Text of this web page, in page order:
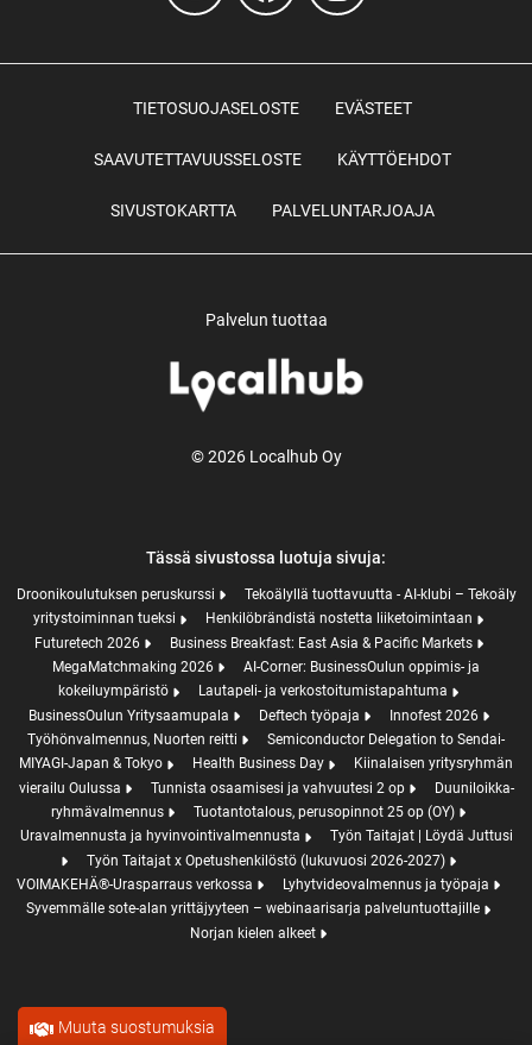
TIETOSUOJASELOSTE EVÄSTEET
SAAVUTETTAVUUSSELOSTE KÄYTTÖEHDOT
SIVUSTOKARTTA PALVELUNTARJOAJA
Palvelun tuottaa
© 2026 Localhub Oy
Tässä sivustossa luotuja sivuja:
Droonikoulutuksen peruskurssi
Tekoälyllä tuottavuutta - AI-klubi – Tekoäly
yritystoiminnan tueksi
Henkilöbrändistä nostetta liiketoimintaan
Futuretech 2026
Business Breakfast: East Asia & Pacific Markets
MegaMatchmaking 2026
AI-Corner: BusinessOulun oppimis- ja
kokeiluympäristö
Lautapeli- ja verkostoitumistapahtuma
BusinessOulun Yritysaamupala
Deftech työpaja
Innofest 2026
Työhönvalmennus, Nuorten reitti
Semiconductor Delegation to Sendai-
MIYAGI-Japan & Tokyo
Health Business Day
Kiinalaisen yritysryhmän
vierailu Oulussa
Tunnista osaamisesi ja vahvuutesi 2 op
Duuniloikka-
ryhmävalmennus
Tuotantotalous, perusopinnot 25 op (OY)
Uravalmennusta ja hyvinvointivalmennusta
Työn Taitajat | Löydä Juttusi
Työn Taitajat x Opetushenkilöstö (lukuvuosi 2026-2027)
VOIMAKEHÄ®-Urasparraus verkossa
Lyhytvideovalmennus ja työpaja
Syvemmälle sote-alan yrittäjyyteen – webinaarisarja palveluntuottajille
Norjan kielen alkeet
Muuta suostumuksia